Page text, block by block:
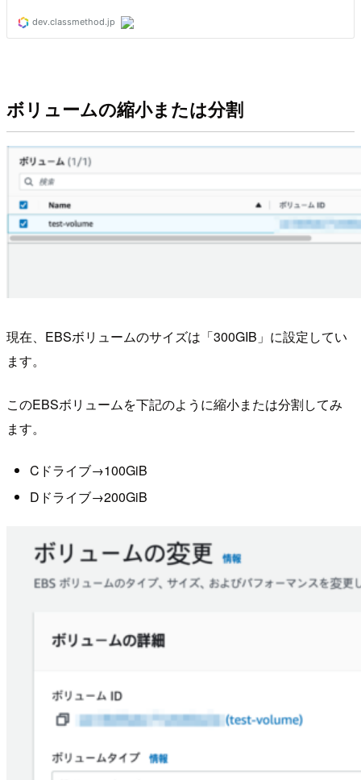
ボリュームの縮小または分割
現在、EBSボリュームのサイズは「300GIB」に設定してい
ます。
このEBSボリュームを下記のように縮小または分割してみ
ます。
Cドライブ→100GiB
Dドライブ→200GiB